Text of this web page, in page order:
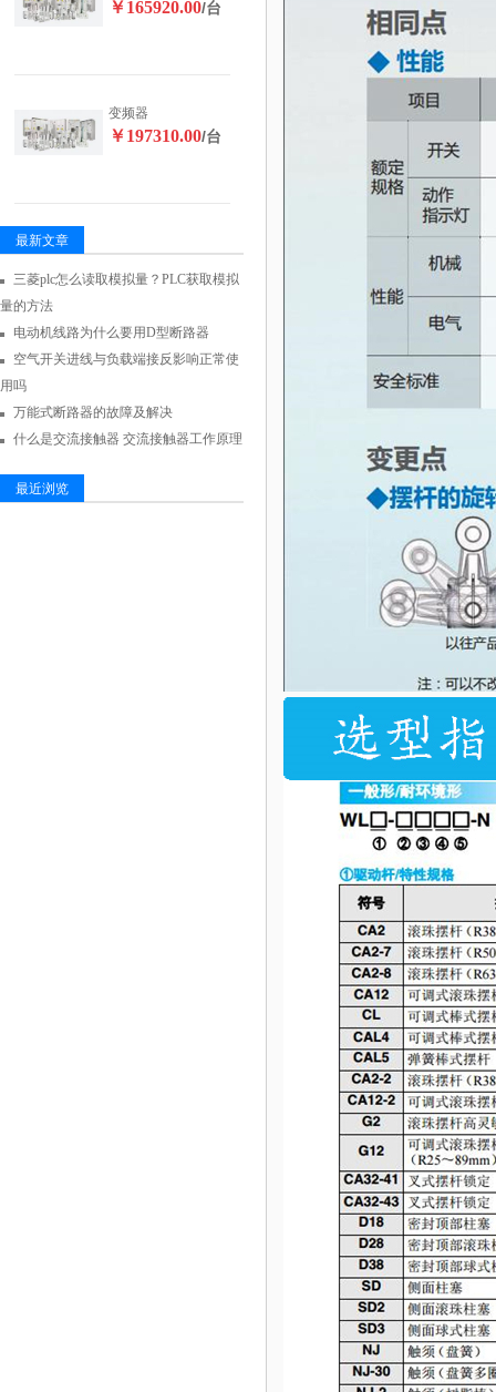
￥165920.00/台
变频器
￥197310.00/台
最新文章
三菱plc怎么读取模拟量？PLC获取模拟
量的方法
电动机线路为什么要用D型断路器
空气开关进线与负载端接反影响正常使
用吗
万能式断路器的故障及解决
什么是交流接触器 交流接触器工作原理
最近浏览